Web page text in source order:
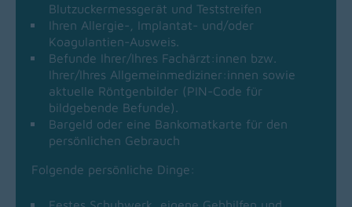
Blutzuckermessgerät und Teststreifen
Ihren Allergie-, Implantat- und/oder
Koagulantien-Ausweis.
Befunde Ihrer/Ihres Fachärzt:innen bzw.
Ihrer/Ihres Allgemeinmediziner:innen sowie
aktuelle Röntgenbilder (PIN-Code für
bildgebende Befunde).
Bargeld oder eine Bankomatkarte für den
persönlichen Gebrauch
Folgende persönliche Dinge: